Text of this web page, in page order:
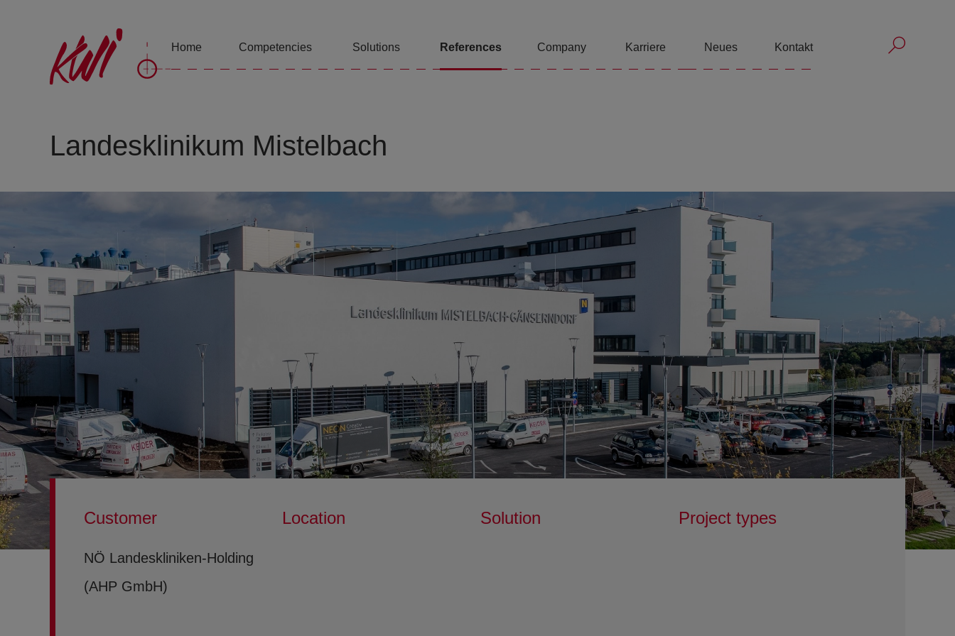
Home Competencies Solutions References Company Karriere Neues Kontakt Submit
Submit
Landesklinikum Mistelbach
Customer
NÖ Landeskliniken-Holding
(AHP GmbH)
Location Solution Project types